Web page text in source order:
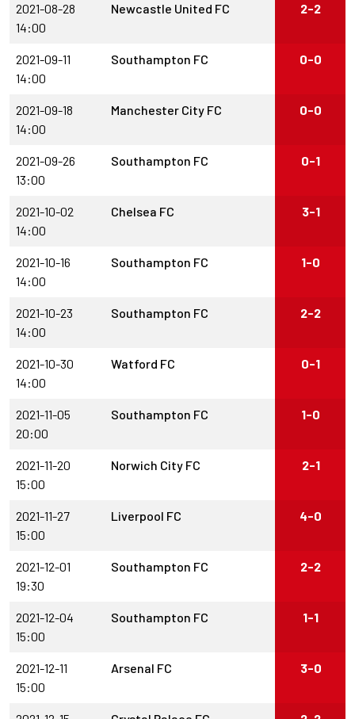
2021-08-28
14:00
Newcastle United FC 2-2
2021-09-11
14:00
Southampton FC 0-0
2021-09-18
14:00
Manchester City FC 0-0
2021-09-26
13:00
Southampton FC 0-1
2021-10-02
14:00
Chelsea FC 3-1
2021-10-16
14:00
Southampton FC 1-0
2021-10-23
14:00
Southampton FC 2-2
2021-10-30
14:00
Watford FC 0-1
2021-11-05
20:00
Southampton FC 1-0
2021-11-20
15:00
Norwich City FC 2-1
2021-11-27
15:00
Liverpool FC 4-0
2021-12-01
19:30
Southampton FC 2-2
2021-12-04
15:00
Southampton FC 1-1
2021-12-11
15:00
Arsenal FC 3-0